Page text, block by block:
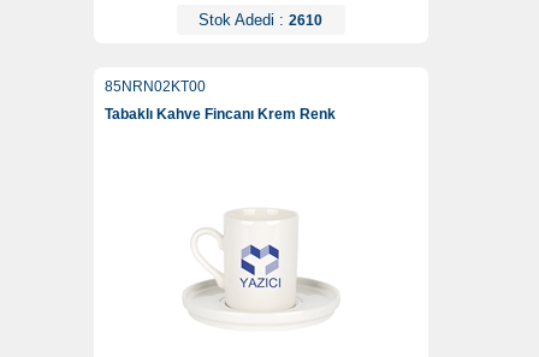
Stok Adedi : 2610
85NRN02KT00
Tabaklı Kahve Fincanı Krem Renk